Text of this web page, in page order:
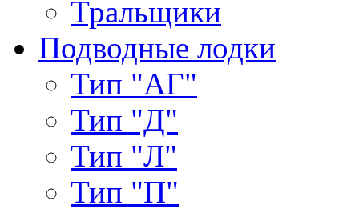
Тральщики
Подводные лодки
Тип "АГ"
Тип "Д"
Тип "Л"
Тип "П"